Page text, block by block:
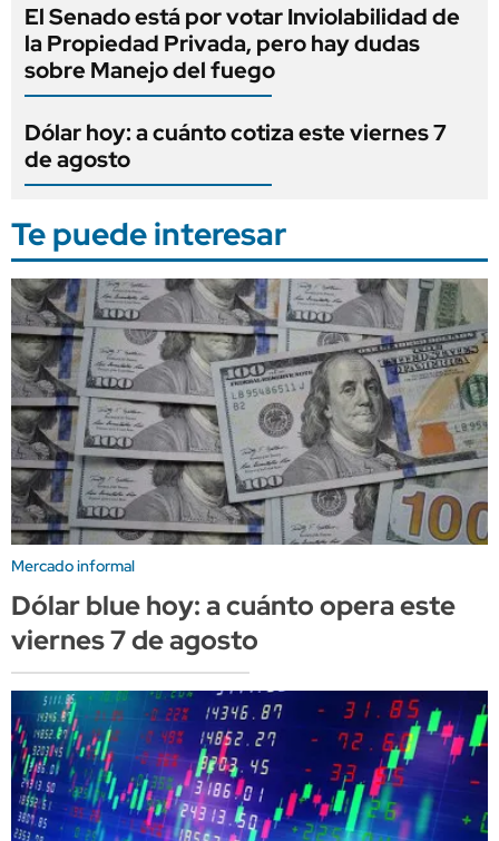
El Senado está por votar Inviolabilidad de
la Propiedad Privada, pero hay dudas
sobre Manejo del fuego
Dólar hoy: a cuánto cotiza este viernes 7
de agosto
Te puede interesar
Mercado informal
Dólar blue hoy: a cuánto opera este
viernes 7 de agosto